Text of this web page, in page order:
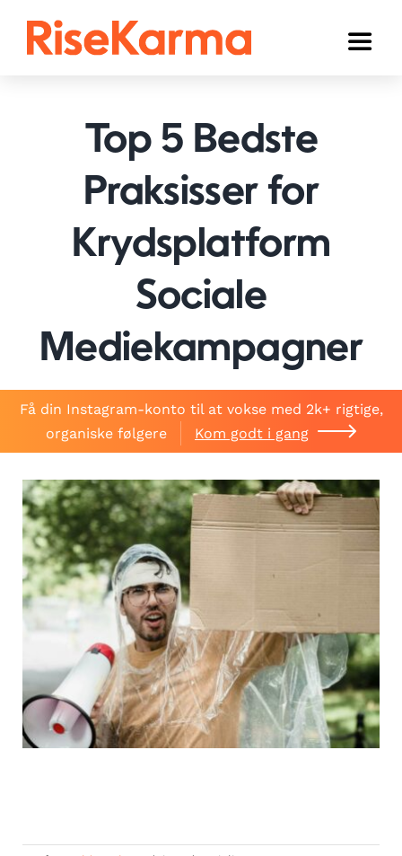
Toggle
Facebook
Twitter (𝕏)
Kurv
Top 5 Bedste
Praksisser for
Krydsplatform
Sociale
Mediekampagner
Få din Instagram-konto til at vokse med 2k+ rigtige,
organiske følgere
Kom godt i gang